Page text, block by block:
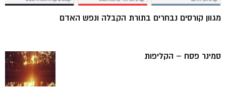
מגוון קורסים נבחרים בתורת הקבלה ונפש האדם
סמינר פסח – הקליפות